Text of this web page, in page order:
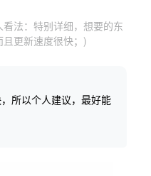
看法：特别详细，想要的东
更新速度很快；)
所以个人建议，最好能